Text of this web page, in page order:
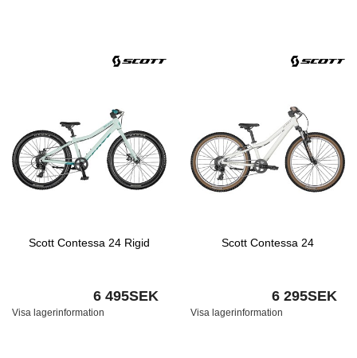
Scott Contessa 24 Rigid
6 495SEK
Visa lagerinformation
Scott Contessa 24
6 295SEK
Visa lagerinformation